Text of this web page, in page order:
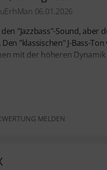
06.01.2026
"Jazzbass"-Sound,
"klassischen" J-Bass-
mit der höheren
MELDEN